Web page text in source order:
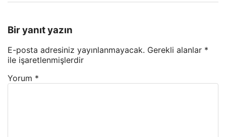
Bir yanıt yazın
E-posta adresiniz yayınlanmayacak. Gerekli alanlar *
ile işaretlenmişlerdir
Yorum *